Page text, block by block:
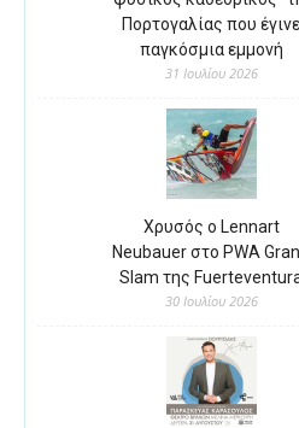
Πορτογαλίας που έγινε
παγκόσμια εμμονή
31 Ιουλίου 2026
Χρυσός ο Lennart
Neubauer στο PWA
Slam της
30 Ιουλίου 2026